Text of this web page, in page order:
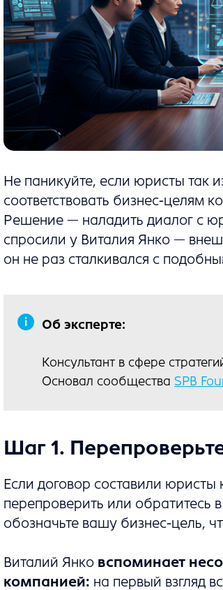
Не паникуйте, если юристы так
соответствовать бизнес-целям
Решение — наладить диалог с
спросили у Виталия Янко —
он не раз сталкивался с
Об эксперте:
Консультант в сфере
Основал сообщества SPB
Шаг 1.
Если договор составили юристы
перепроверить или
обозначьте вашу бизнес-цель,
Виталий Янко вспоминает
компанией: на первый взгляд